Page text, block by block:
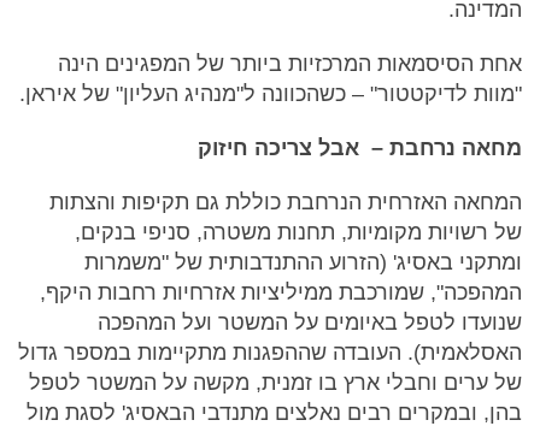
המדינה.
אחת הסיסמאות המרכזיות ביותר של המפגינים הינה
"מוות לדיקטטור" – כשהכוונה ל"מנהיג העליון" של איראן.
מחאה נרחבת – אבל צריכה חיזוק
המחאה האזרחית הנרחבת כוללת גם תקיפות והצתות
של רשויות מקומיות, תחנות משטרה, סניפי בנקים,
ומתקני באסיג' (הזרוע ההתנדבותית של "משמרות
המהפכה", שמורכבת ממיליציות אזרחיות רחבות היקף,
שנועדו לטפל באיומים על המשטר ועל המהפכה
האסלאמית). העובדה שההפגנות מתקיימות במספר גדול
של ערים וחבלי ארץ בו זמנית, מקשה על המשטר לטפל
בהן, ובמקרים רבים נאלצים מתנדבי הבאסיג' לסגת מול